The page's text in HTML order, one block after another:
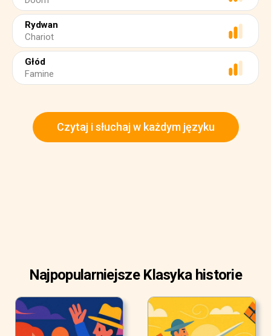
Rydwan
Chariot
Głód
Famine
Czytaj i słuchaj w każdym języku
Najpopularniejsze Klasyka historie